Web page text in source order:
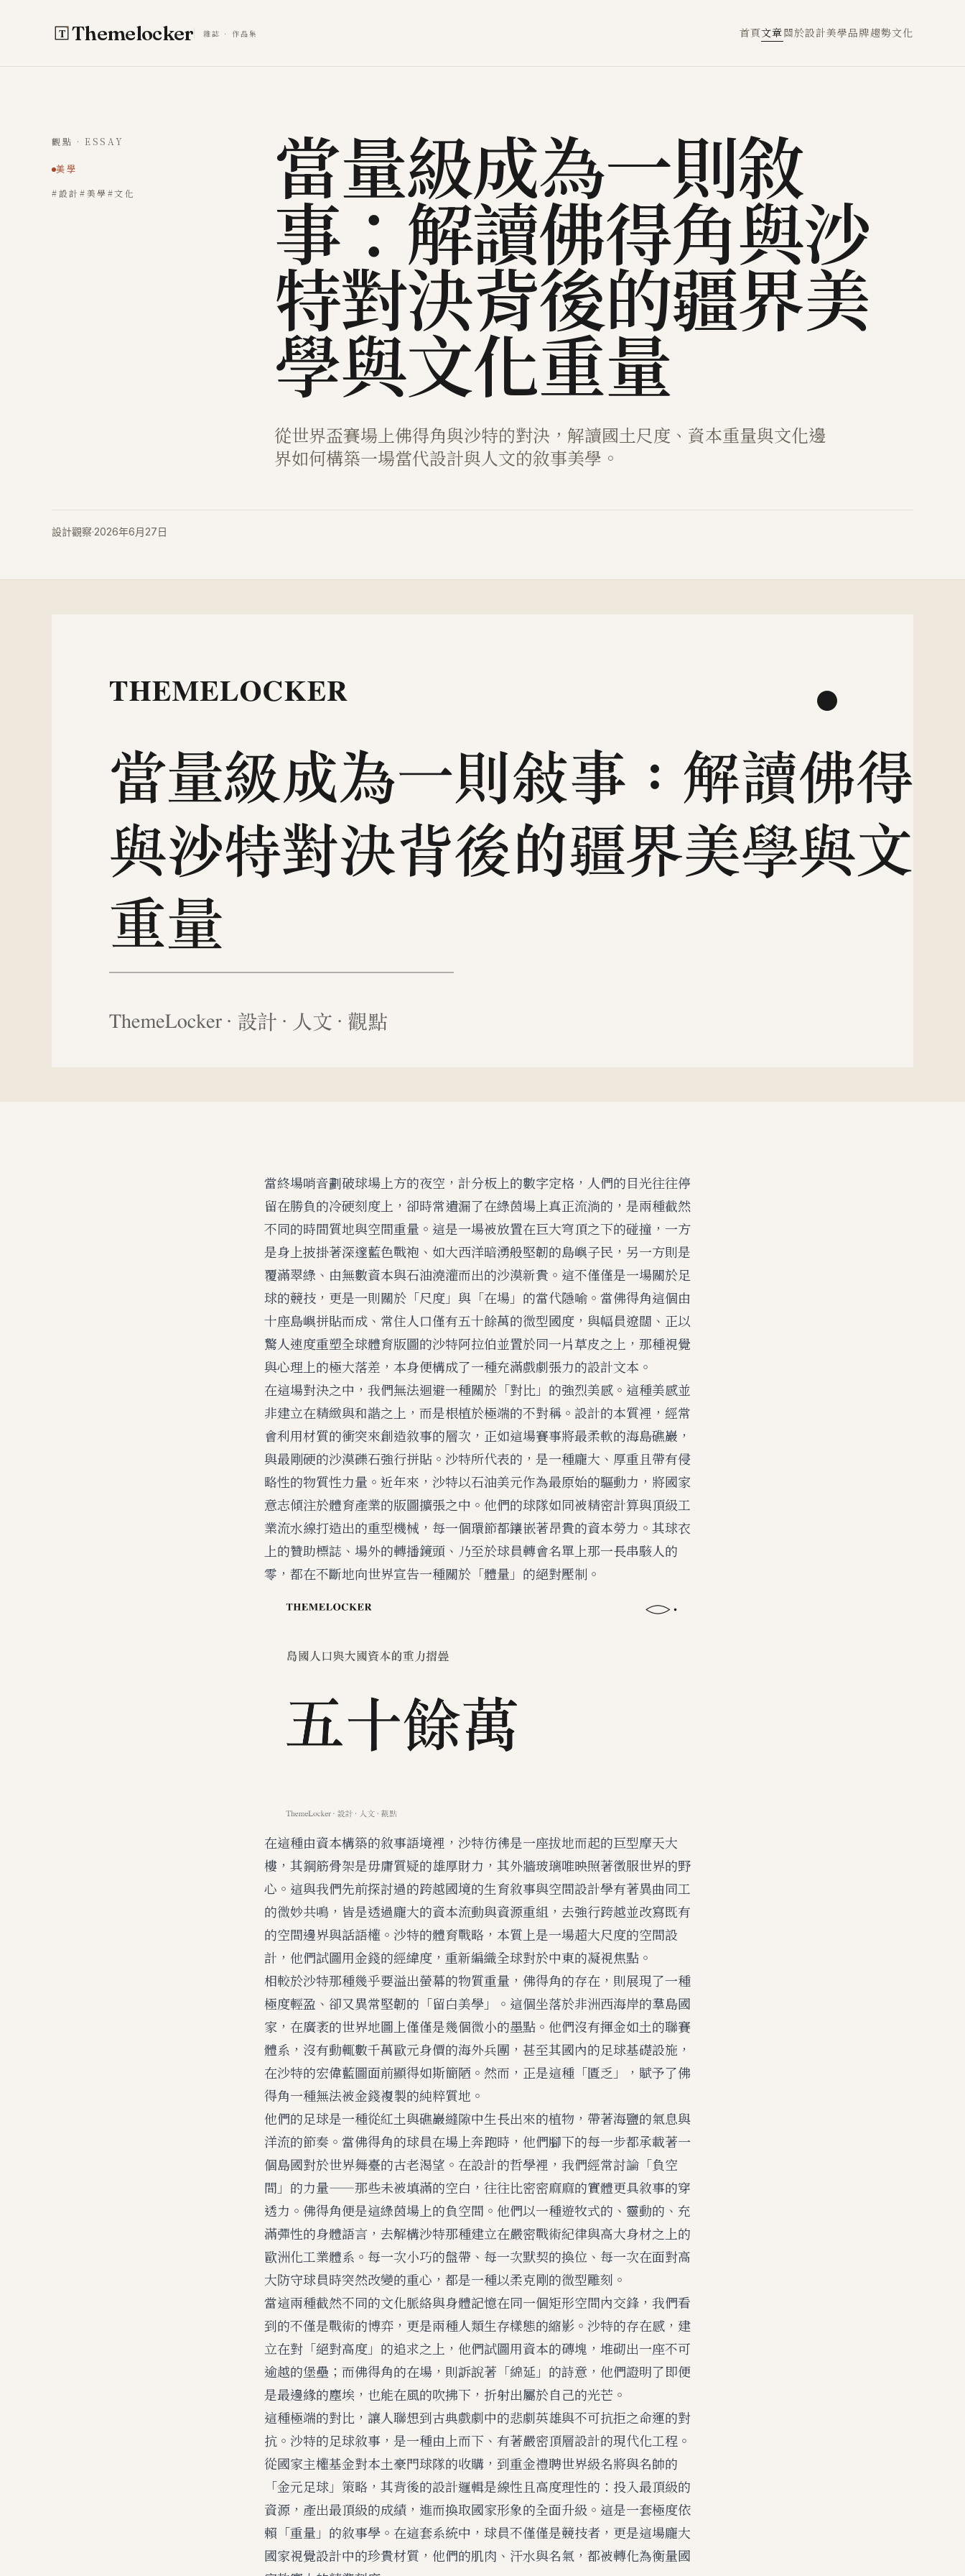
Themelocker 雜誌 · 作品集 首頁文章關於設計美學品牌趨勢文化
觀點 · ESSAY
美學
#設計#美學#文化 當量級成為一則敘
事：解讀佛得角與沙
特對決背後的疆界美
學與文化重量
從世界盃賽場上佛得角與沙特的對決，解讀國土尺度、資本重量與文化邊
界如何構築一場當代設計與人文的敘事美學。
設計觀察·2026年6月27日
當終場哨音劃破球場上方的夜空，計分板上的數字定格，人們的目光往往停
留在勝負的冷硬刻度上，卻時常遺漏了在綠茵場上真正流淌的，是兩種截然
不同的時間質地與空間重量。這是一場被放置在巨大穹頂之下的碰撞，一方
是身上披掛著深邃藍色戰袍、如大西洋暗湧般堅韌的島嶼子民，另一方則是
覆滿翠綠、由無數資本與石油澆灌而出的沙漠新貴。這不僅僅是一場關於足
球的競技，更是一則關於「尺度」與「在場」的當代隱喻。當佛得角這個由
十座島嶼拼貼而成、常住人口僅有五十餘萬的微型國度，與幅員遼闊、正以
驚人速度重塑全球體育版圖的沙特阿拉伯並置於同一片草皮之上，那種視覺
與心理上的極大落差，本身便構成了一種充滿戲劇張力的設計文本。
在這場對決之中，我們無法迴避一種關於「對比」的強烈美感。這種美感並
非建立在精緻與和諧之上，而是根植於極端的不對稱。設計的本質裡，經常
會利用材質的衝突來創造敘事的層次，正如這場賽事將最柔軟的海島礁巖，
與最剛硬的沙漠礫石強行拼貼。沙特所代表的，是一種龐大、厚重且帶有侵
略性的物質性力量。近年來，沙特以石油美元作為最原始的驅動力，將國家
意志傾注於體育產業的版圖擴張之中。他們的球隊如同被精密計算與頂級工
業流水線打造出的重型機械，每一個環節都鑲嵌著昂貴的資本勞力。其球衣
上的贊助標誌、場外的轉播鏡頭、乃至於球員轉會名單上那一長串駭人的
零，都在不斷地向世界宣告一種關於「體量」的絕對壓制。
在這種由資本構築的敘事語境裡，沙特彷彿是一座拔地而起的巨型摩天大
樓，其鋼筋骨架是毋庸質疑的雄厚財力，其外牆玻璃唯映照著徵服世界的野
心。這與我們先前探討過的跨越國境的生育敘事與空間設計學有著異曲同工
的微妙共鳴，皆是透過龐大的資本流動與資源重組，去強行跨越並改寫既有
的空間邊界與話語權。沙特的體育戰略，本質上是一場超大尺度的空間設
計，他們試圖用金錢的經緯度，重新編織全球對於中東的凝視焦點。
相較於沙特那種幾乎要溢出螢幕的物質重量，佛得角的存在，則展現了一種
極度輕盈、卻又異常堅韌的「留白美學」。這個坐落於非洲西海岸的羣島國
家，在廣袤的世界地圖上僅僅是幾個微小的墨點。他們沒有揮金如土的聯賽
體系，沒有動輒數千萬歐元身價的海外兵團，甚至其國內的足球基礎設施，
在沙特的宏偉藍圖面前顯得如斯簡陋。然而，正是這種「匱乏」，賦予了佛
得角一種無法被金錢複製的純粹質地。
他們的足球是一種從紅土與礁巖縫隙中生長出來的植物，帶著海鹽的氣息與
洋流的節奏。當佛得角的球員在場上奔跑時，他們腳下的每一步都承載著一
個島國對於世界舞臺的古老渴望。在設計的哲學裡，我們經常討論「負空
間」的力量——那些未被填滿的空白，往往比密密麻麻的實體更具敘事的穿
透力。佛得角便是這綠茵場上的負空間。他們以一種遊牧式的、靈動的、充
滿彈性的身體語言，去解構沙特那種建立在嚴密戰術紀律與高大身材之上的
歐洲化工業體系。每一次小巧的盤帶、每一次默契的換位、每一次在面對高
大防守球員時突然改變的重心，都是一種以柔克剛的微型雕刻。
當這兩種截然不同的文化脈絡與身體記憶在同一個矩形空間內交鋒，我們看
到的不僅是戰術的博弈，更是兩種人類生存樣態的縮影。沙特的存在感，建
立在對「絕對高度」的追求之上，他們試圖用資本的磚塊，堆砌出一座不可
逾越的堡壘；而佛得角的在場，則訴說著「綿延」的詩意，他們證明了即便
是最邊緣的塵埃，也能在風的吹拂下，折射出屬於自己的光芒。
這種極端的對比，讓人聯想到古典戲劇中的悲劇英雄與不可抗拒之命運的對
抗。沙特的足球敘事，是一種由上而下、有著嚴密頂層設計的現代化工程。
從國家主權基金對本土豪門球隊的收購，到重金禮聘世界級名將與名帥的
「金元足球」策略，其背後的設計邏輯是線性且高度理性的：投入最頂級的
資源，產出最頂級的成績，進而換取國家形象的全面升級。這是一套極度依
賴「重量」的敘事學。在這套系統中，球員不僅僅是競技者，更是這場龐大
國家視覺設計中的珍貴材質，他們的肌肉、汗水與名氣，都被轉化為衡量國